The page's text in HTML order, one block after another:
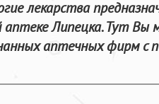
лекарства
Липецка. Тут
аптечных фирм с